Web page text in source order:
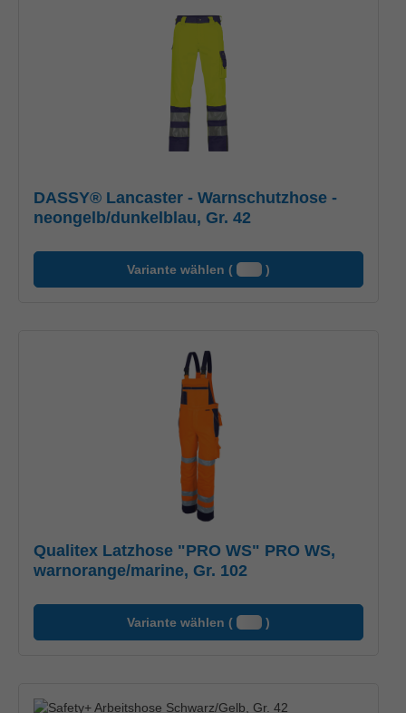
DASSY® Lancaster - Warnschutzhose -
neongelb/dunkelblau, Gr. 42
Variante wählen ( )
Qualitex Latzhose "PRO WS" PRO WS,
warnorange/marine, Gr. 102
Variante wählen ( )